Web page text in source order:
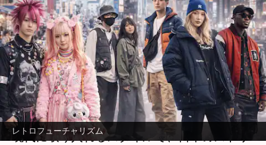
レトロフューチャリズム
レトロフューチャリズムが日本
のストリートウェアに与える影
響
著者 Keito Komeda Jun 20, 2026 08:36 pm
どんな話なの
レトロフューチャリズムは、過去の未来像を
現代に取り入れるスタイルで、日本のストリ